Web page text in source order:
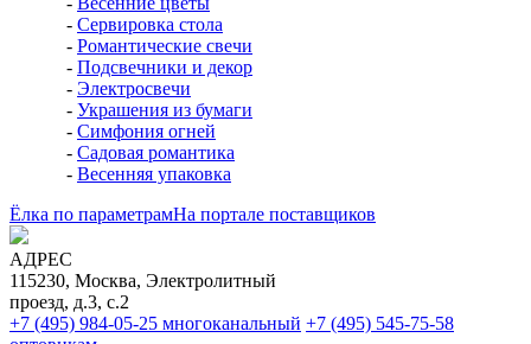
- Сервировка стола
- Романтические свечи
- Подсвечники и декор
- Электросвечи
- Украшения из бумаги
- Симфония огней
- Садовая романтика
- Весенняя упаковка
Ёлка по параметрамНа портале поставщиков
АДРЕС
115230, Москва, Электролитный
проезд, д.3, с.2
+7 (495) 984-05-25 многоканальный +7 (495) 545-75-58